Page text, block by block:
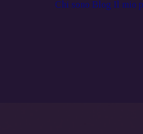
Chi sono Blog Il mio